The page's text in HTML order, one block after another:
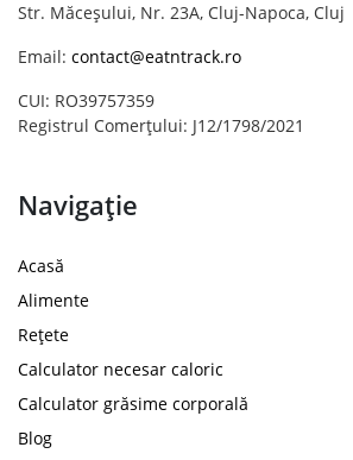
Str. Măceșului, Nr. 23A, Cluj-Napoca, Cluj
Email: contact@eatntrack.ro
CUI: RO39757359
Registrul Comerțului: J12/1798/2021
Navigație
Acasă
Alimente
Rețete
Calculator necesar caloric
Calculator grăsime corporală
Blog